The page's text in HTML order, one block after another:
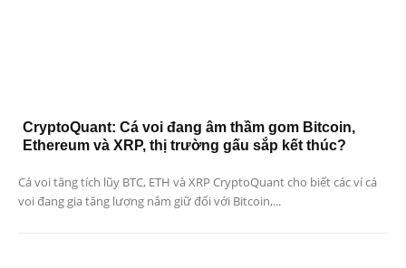
CryptoQuant: Cá voi đang âm thầm gom Bitcoin,
Ethereum và XRP, thị trường gấu sắp kết thúc?
Cá voi tăng tích lũy BTC, ETH và XRP CryptoQuant cho biết các ví cá
voi đang gia tăng lượng nắm giữ đối với Bitcoin,...